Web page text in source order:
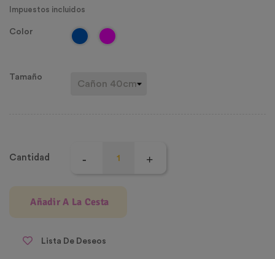
Impuestos incluidos
Color
Tamaño
Cantidad
Añadir A La Cesta
Lista De Deseos